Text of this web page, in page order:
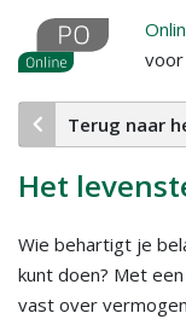
Overslaan
naar
de
inhoud
voor
Terug naar
Het
Wie behartigt je
kunt doen? Met
vast over